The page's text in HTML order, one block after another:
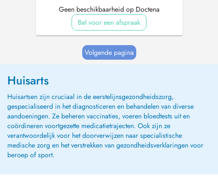
Geen beschikbaarheid op Doctena
Bel voor een afspraak
Volgende pagina
Huisarts
Huisartsen zijn cruciaal in de eerstelijnsgezondheidszorg,
gespecialiseerd in het diagnosticeren en behandelen van diverse
aandoeningen. Ze beheren vaccinaties, voeren bloedtests uit en
coördineren voortgezette medicatietrajecten. Ook zijn ze
verantwoordelijk voor het doorverwijzen naar specialistische
medische zorg en het verstrekken van gezondheidsverklaringen voor
beroep of sport.